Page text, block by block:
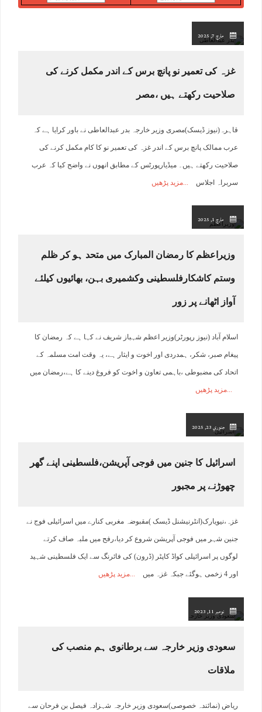
مارچ 7, 2025
غزہ کی تعمیر نو پانچ برس کے اندر مکمل کرنے کی
صلاحیت رکھتے ہیں ،مصر
قاہرہ(نیوز ڈیسک)مصری وزیر خارجہ بدر عبدالعاطی نے باور کرایا ہے کہ
عرب ممالک پانچ برس کے اندر غزہ کی تعمیر نو کا کام مکمل کرنے کی
صلاحیت رکھتے ہیں۔ میڈیارپورٹس کے مطابق انھوں نے واضح کیا کہ عرب
سربراہ اجلاس مزید پڑھیں
مارچ 1, 2025
وزیراعظم کا رمضان المبارک میں متحد ہو کر ظلم
وستم کاشکارفلسطینی وکشمیری بہن، بھائیوں کیلئے
آواز اٹھانے پر زور
اسلام آباد (نیوز رپورٹر)وزیر اعظم شہباز شریف نے کہا ہے کہ رمضان کا
پیغام صبر، شکر، ہمدردی اور اخوت و ایثار ہے، یہ وقت امت مسلمہ کے
اتحاد کی مضبوطی ،باہمی تعاون و اخوت کو فروغ دینے کا ہے،رمضان میں
مزید پڑھیں
جنوري 23, 2025
اسرائیل کا جنین میں فوجی آپریشن،فلسطینی اپنے گھر
چھوڑنے پر مجبور
غزہ،نیویارک(انٹرنیشنل ڈیسک )مقبوضہ مغربی کنارے میں اسرائیلی فوج نے
جنین شہر میں فوجی آپریشن شروع کر دیا،رفح میں ملبہ صاف کرتے
لوگوں پر اسرائیلی کواڈ کاپٹر (ڈرون) کی فائرنگ سے ایک فلسطینی شہید
اور 4 زخمی ہوگئے جبکہ غزہ میں مزید پڑھیں
نومبر 11, 2023
سعودی وزیر خارجہ سے برطانوی ہم منصب کی
ملاقات
ریاض (نمائندہ خصوصی)سعودی وزیر خارجہ شہزادہ فیصل بن فرحان سے